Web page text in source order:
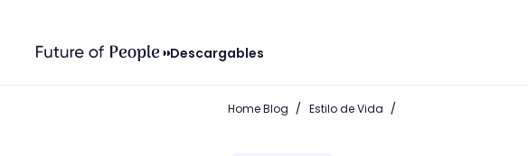
Descargables
Home Blog / Estilo de Vida /